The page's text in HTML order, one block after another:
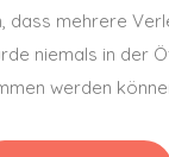
dass mehrere
niemals in der
werden